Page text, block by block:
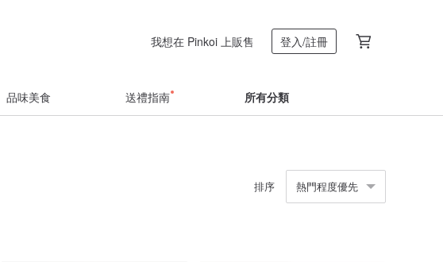
我想在 Pinkoi 上販售 登入/註冊
品味美食 送禮指南 所有分類
排序 熱門程度優先